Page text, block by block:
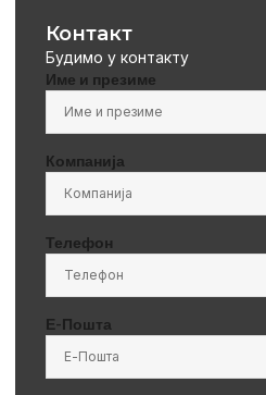
Контакт
Будимо у контакту
Име и презиме
Компанија
Телефон
Е-Пошта